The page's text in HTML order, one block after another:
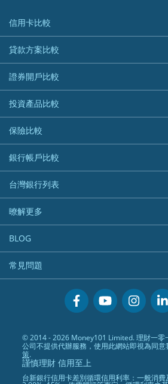
信用卡比較
信用卡情境類別推薦
所有信用卡
精選推薦
國內外現金回饋
繳稅優惠
航空哩程回饋
加油優惠
分期零利率優惠
首刷禮優惠
網購優惠
行動支付優惠
旅遊訂房優惠
貸款方案比較
快速線上貸款推薦
最完整貸款資訊一次看
繳稅貸款
貸款計算機
車貸計算機
精選貸款推薦
信貸利率比較
一般個人貸款
優質客戶貸款
小額借款
循環貸款
汽機車貸款比較
信用貸款銀行列表
債務整合
24小時內入帳貸款
證券開戶比較
台股證券戶
美股證券戶
投資產品比較
機器人投資
加密貨幣
外幣定存
保險比較
住宅險
汽車保險
機車保險
寵物險
銀行帳戶比較
財富管理帳戶
數位存款帳戶
美元定存
台灣銀行列表
銀行與合作機構列表
銀行客服電話
暸解更多
加入我們
訂閱電子報
媒體聯絡
關於我們
BLOG
專欄文章
常見問題
活動禮贈品兌換相關
會員相關常見問題
金融商品常見問題
© 2014 - 2026 Money101 Limited. 理財一零
公司不提供代辦服務，使用此網站即視為同意
策.
謹慎理財 信用至上
台新銀行信用卡差別循環信用利率：一般消費